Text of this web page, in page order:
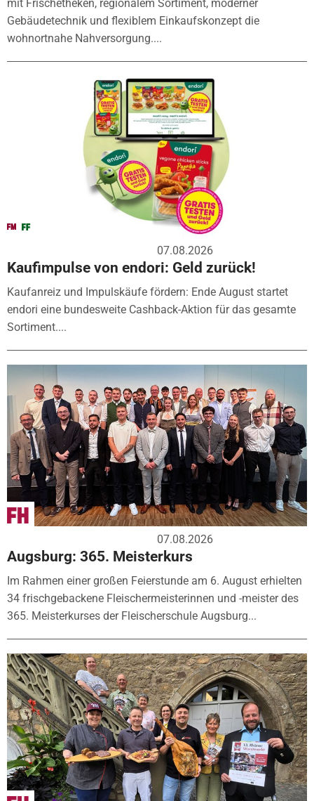
mit Frischetheken, regionalem Sortiment, moderner
Gebäudetechnik und flexiblem Einkaufskonzept die
wohnortnahe Nahversorgung....
07.08.2026
Kaufimpulse von endori: Geld zurück!
Kaufanreiz und Impulskäufe fördern: Ende August startet
endori eine bundesweite Cashback-Aktion für das gesamte
Sortiment....
07.08.2026
Augsburg: 365. Meisterkurs
Im Rahmen einer großen Feierstunde am 6. August erhielten
34 frischgebackene Fleischermeisterinnen und -meister des
365. Meisterkurses der Fleischerschule Augsburg...